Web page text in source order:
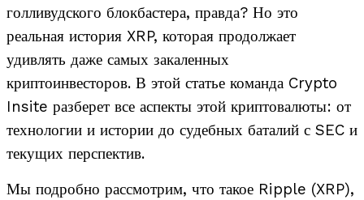
голливудского блокбастера, правда? Но это
реальная история XRP, которая продолжает
удивлять даже самых закаленных
криптоинвесторов. В этой статье команда Crypto
Insite разберет все аспекты этой криптовалюты: от
технологии и истории до судебных баталий с SEC и
текущих перспектив.
Мы подробно рассмотрим, что такое Ripple (XRP),